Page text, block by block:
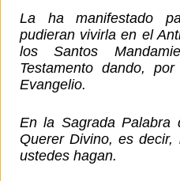
La ha manifestado
pudieran vivirla en el
los Santos
Testamento dando,
Evangelio.
En la Sagrada Palabra
Querer Divino, es
ustedes hagan.